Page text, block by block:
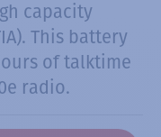
capacity
This battery
of talktime
radio.